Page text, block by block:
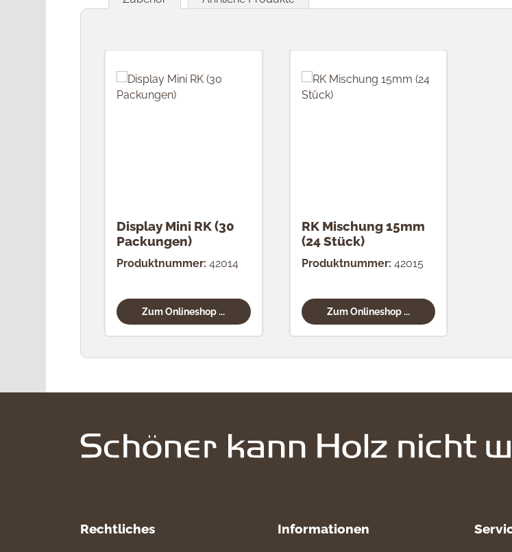
Display Mini RK (30
Packungen)
Produktnummer: 42014
Zum Onlineshop ...
RK Mischung 15mm
(24 Stück)
Produktnummer: 42015
Zum Onlineshop ...
Rechtliches Informationen